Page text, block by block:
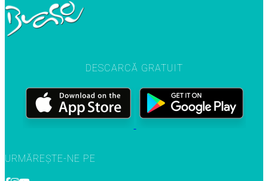
DESCARCĂ GRATUIT
URMĂREȘTE-NE PE